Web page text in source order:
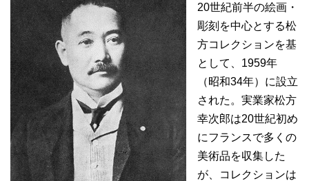
20世紀前半の絵画・
彫刻を中心とする松
方コレクションを基
として、1959年
（昭和34年）に設立
された。実業家松方
幸次郎は20世紀初め
にフランスで多くの
美術品を収集した
が、コレクションは